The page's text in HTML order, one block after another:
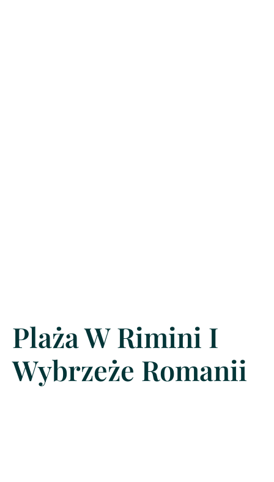
Plaża W Rimini I
Wybrzeże Romanii